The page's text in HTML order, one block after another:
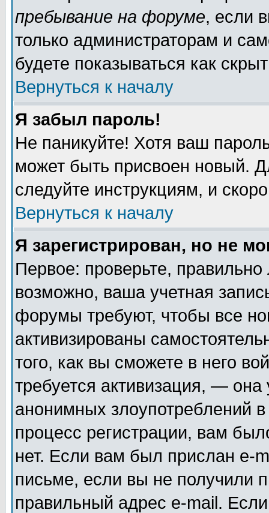
пребывание на форуме, если
только администраторам и
будете показываться как
Вернуться к началу
Я забыл пароль!
Не паникуйте! Хотя ваш
может быть присвоен новый.
следуйте инструкциям, и
Вернуться к началу
Я зарегистрирован, но не
Первое: проверьте,
возможно, ваша учетная
форумы требуют, чтобы все
активизированы
того, как вы сможете в него
требуется активизация, —
анонимных злоупотреблений
процесс регистрации, вам
нет. Если вам был прислан e-
письме, если вы не получили
правильный адрес e-mail.